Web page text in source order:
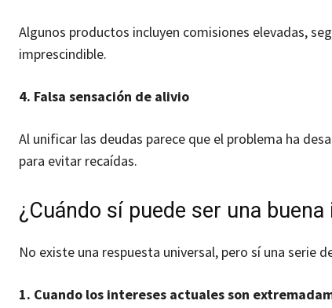
Algunos productos incluyen comisiones elevadas,
imprescindible.
4. Falsa sensación de alivio
Al unificar las deudas parece que el problema ha
para evitar recaídas.
¿Cuándo sí puede ser una
No existe una respuesta universal, pero sí una serie
1. Cuando los intereses actuales son